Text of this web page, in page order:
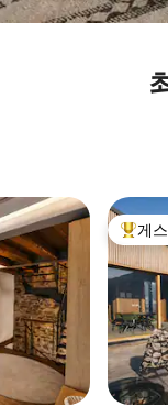
상위
게